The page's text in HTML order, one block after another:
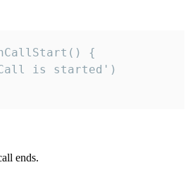
{
is started')
ends.